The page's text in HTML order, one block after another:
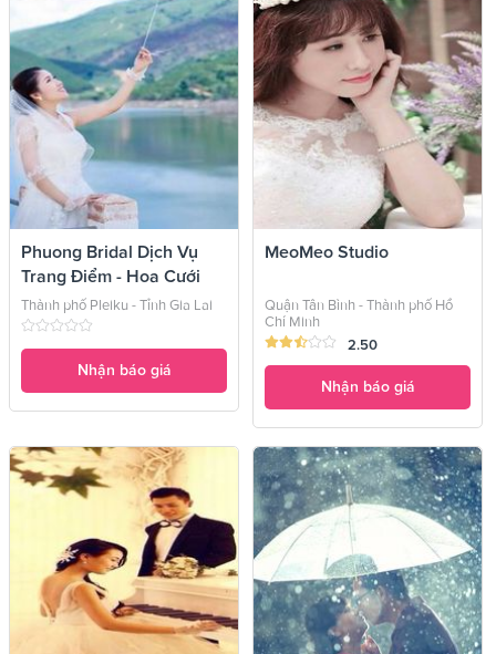
Phuong Bridal Dịch Vụ
Trang Điểm - Hoa Cưới
Thành phố Pleiku - Tỉnh Gia Lai
Nhận báo giá
MeoMeo Studio
Quận Tân Bình - Thành phố Hồ
Chí Minh
2.50
Nhận báo giá